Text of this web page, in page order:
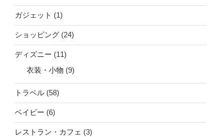
ガジェット (1)
ショッピング (24)
ディズニー (11)
衣装・小物 (9)
トラベル (58)
ベイビー (6)
レストラン・カフェ (3)